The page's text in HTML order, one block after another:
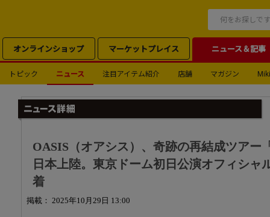
オンラインショップ マーケットプレイス ニュース＆記事
トピック ニュース 注目アイテム紹介 店舗 マガジン
OASIS（オアシス）、奇跡の再結成ツアー
日本上陸。東京ドーム初日公演オフィシャ
着
掲載： 2025年10月29日 13:00